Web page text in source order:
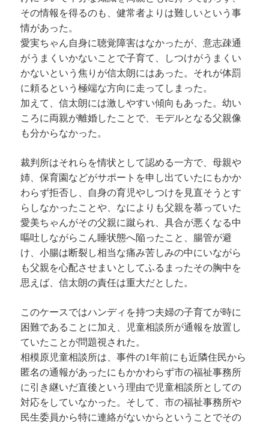
その情報を得るのも、健常者よりは難しいという事
情があった。
愛実ちゃん自身に聴覚障害はなかったが、意志疎通
がうまくいかないことで子育て、しつけがうまくい
かないという焦りが信太朗にはあった。それが体罰
に頼るという極端な方向に走ってしまった。
加えて、信太朗には激しやすい傾向もあった。幼い
ころに両親が離婚したことで、モデルとなる父親像
も分からなかった。
裁判所はそれらを情状として認める一方で、母親や
姉、保育園などがサポートを申し出ていたにもかか
わらず拒否し、自身の育児やしつけを見直そうとす
らしなかったことや、なによりも父親を慕っていた
愛美ちゃんがその父親に蹴られ、具合が悪くなる中
嘔吐しながらこん睡状態へ陥ったこと、腸管が避
け、小腸は断裂し相当な痛み苦しみの中にいながら
も父親を心配させまいとしてふるまったその胸中を
思えば、信太朗の責任は重大だとした。
このケースではハンディを持つ夫婦の子育てが時に
困難であることに加え、児童相談所が通報を放置し
ていたことが問題視された。
相模原児童相談所は、事件の1年前にも近隣住民から
匿名の通報があったにもかかわらず市の福祉事務所
に引き継いだ直後という理由で児童相談所としての
対応をしていなかった。そして、市の福祉事務所や
民生委員から特に連絡がないからということでその